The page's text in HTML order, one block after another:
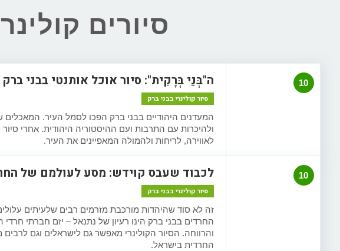
סיורים
10 ה"בְּנֵי בְּרָקִית": סיור אוכל אותנטי בבני ברק
סיור קולינרי בבני ברק
המעדנים היהודיים בבני ברק הפכו לסמל העיר. המאכלים
ולהיכרות עם התרבות ועם ההיסטוריה היהודית. אחרי
לאווירה, לריחות ולהמולה המאפיינים את העיר.
10 לכבוד שעבס קוידש: מסע לעולמם של
סיור קולינרי בבני ברק
זה לא סוד שהיהדות מורכבת מזרמים רבים שלעיתים
החרדים בבני ברק הינו רעיון של נתנאל – יזם חברתי
והרווחה. הסיור הקולינרי מאפשר גם לישראלים וגם
החרדית בישראל.